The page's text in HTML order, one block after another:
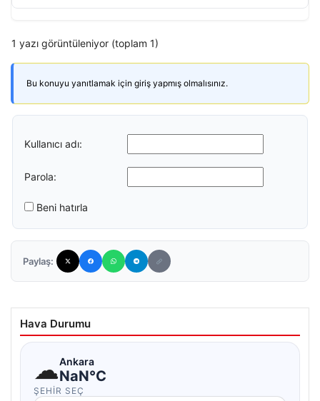
1 yazı görüntüleniyor (toplam 1)
Bu konuyu yanıtlamak için giriş yapmış olmalısınız.
Kullanıcı adı:
Parola:
Beni hatırla
Paylaş:
Hava Durumu
☁Ankara
NaN°C
ŞEHIR SEÇ